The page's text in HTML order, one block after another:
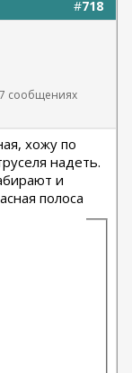
#718
сообщениях
хожу по
надеть.
и
полоса